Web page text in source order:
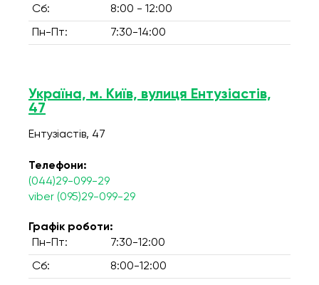
Сб:
8:00 - 12:00
Пн-Пт: 7:30-14:00
Україна, м. Київ, вулиця Ентузіастів,
47
Ентузіастів, 47
Телефони:
(044)29-099-29
viber (095)29-099-29
Графік роботи:
Пн-Пт:
7:30-12:00
Сб: 8:00-12:00